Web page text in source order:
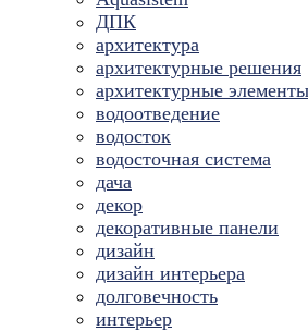
ДПК
архитектура
архитектурные решения
архитектурные элементы
водоотведение
водосток
водосточная система
дача
декор
декоративные панели
дизайн
дизайн интерьера
долговечность
интерьер